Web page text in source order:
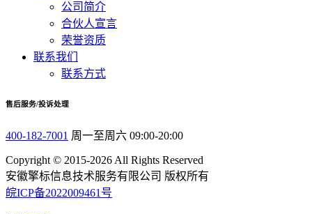
公司简介
合伙人宣言
荣誉资质
联系我们
联系方式
售后服务/投诉处理
400-182-7001 周一至周六 09:00-20:00
Copyright © 2015-2026 All Rights Reserved
安徽擎标信息技术服务有限公司 版权所有
皖ICP备2022009461号